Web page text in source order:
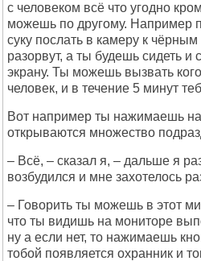
с человеком всё что угодно
можешь по другому. Например
суку послать в камеру к
разорвут, а ты будешь сидеть и
экрану. Ты можешь вызвать
человек, и в течение 5 минут
Вот например ты нажимаешь
открываются множество
– Всё, – сказал я, – дальше я
возбудился и мне захотелось
– Говорить ты можешь в этот
что ты видишь на мониторе
ну а если нет, то нажимаешь
тобой появляется охранник и